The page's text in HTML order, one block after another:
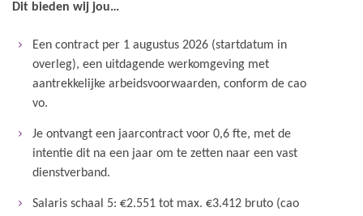
Dit bieden wij jou…
Een contract per 1 augustus 2026 (startdatum in
overleg), een uitdagende werkomgeving met
aantrekkelijke arbeidsvoorwaarden, conform de cao
vo.
Je ontvangt een jaarcontract voor 0,6 fte, met de
intentie dit na een jaar om te zetten naar een vast
dienstverband.
Salaris schaal 5: €2.551 tot max. €3.412 bruto (cao